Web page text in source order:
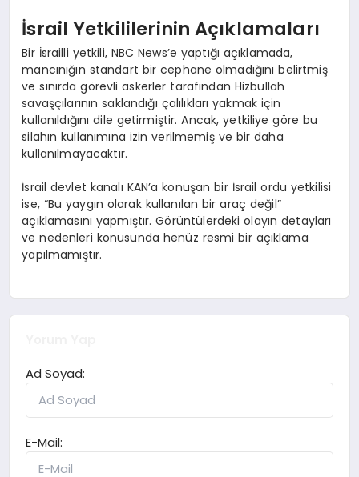
İsrail Yetkililerinin Açıklamaları
Bir İsrailli yetkili, NBC News’e yaptığı açıklamada,
mancınığın standart bir cephane olmadığını belirtmiş
ve sınırda görevli askerler tarafından Hizbullah
savaşçılarının saklandığı çalılıkları yakmak için
kullanıldığını dile getirmiştir. Ancak, yetkiliye göre bu
silahın kullanımına izin verilmemiş ve bir daha
kullanılmayacaktır.
İsrail devlet kanalı KAN’a konuşan bir İsrail ordu yetkilisi
ise, “Bu yaygın olarak kullanılan bir araç değil”
açıklamasını yapmıştır. Görüntülerdeki olayın detayları
ve nedenleri konusunda henüz resmi bir açıklama
yapılmamıştır.
Ad Soyad:
E-Mail: